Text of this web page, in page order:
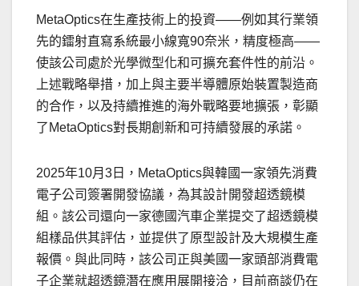
MetaOptics在生產技術上的投資——例如其行業領
先的鐳射直寫系統最小線寬90奈米，精度極高——
使該公司處於光學微型化和可擴充套件性的前沿。
上述戰略舉措，加上與主要半導體原始裝置製造商
的合作，以及持續推進的海外戰略要地擴張，彰顯
了MetaOptics對長期創新和可持續發展的承諾。
2025年10月3日，MetaOptics與韓國一家領先消費
電子公司簽署開發協議，為其設計開發超透鏡模
組。該公司還向一家德國汽車企業提交了超透鏡模
組樣品供其評估，並提供了原型設計及大規模生產
報價。與此同時，該公司正與美國一家頭部消費電
子企業就超透鏡潛在應用展開接洽，目前商談仍在